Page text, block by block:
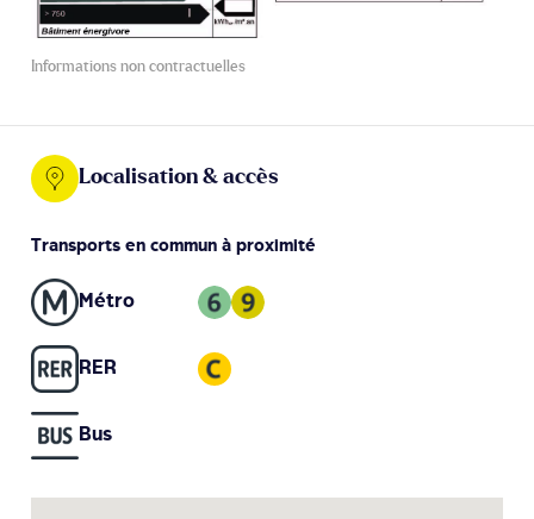
Informations non contractuelles
Localisation & accès
Transports en commun à proximité
Métro
RER
Bus